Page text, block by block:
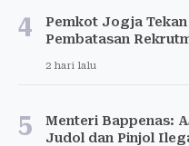
4
Pemkot Jogja
Pembatasan
2 hari lalu
5
Menteri Bappenas:
Judol dan Pinjol